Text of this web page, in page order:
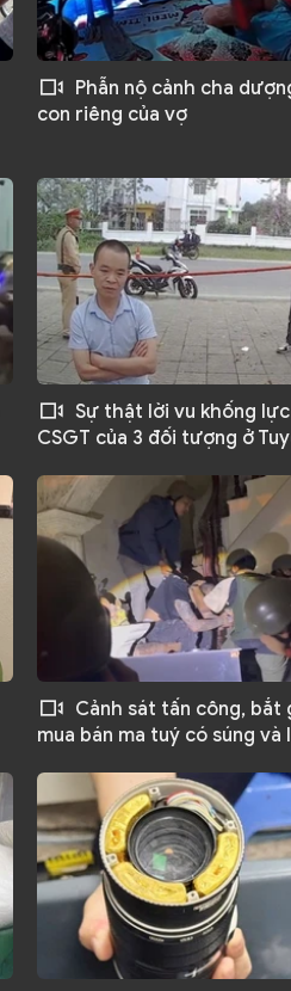
Phẫn nộ cảnh cha
con riêng của vợ
Sự thật lời vu khống
CSGT của 3 đối tượng ở
Cảnh sát tấn công, bắt
mua bán ma tuý có súng và